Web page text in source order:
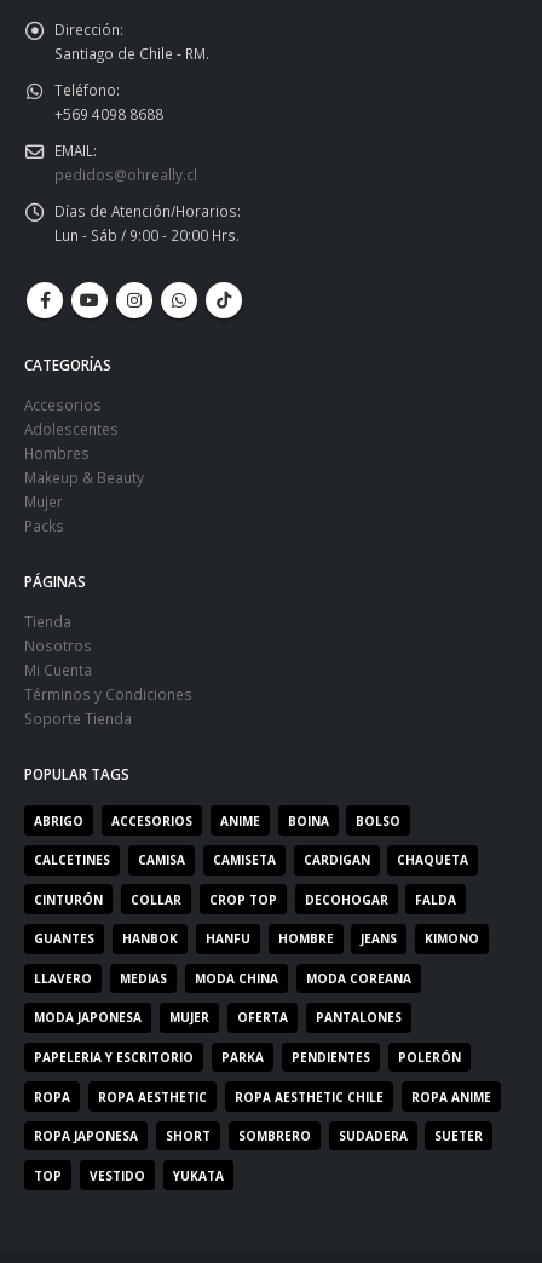
Dirección:
Santiago de Chile - RM.
Teléfono:
+569 4098 8688
EMAIL:
pedidos@ohreally.cl
Días de Atención/Horarios:
Lun - Sáb / 9:00 - 20:00 Hrs.
CATEGORÍAS
Accesorios
Adolescentes
Hombres
Makeup & Beauty
Mujer
Packs
PÁGINAS
Tienda
Nosotros
Mi Cuenta
Términos y Condiciones
Soporte Tienda
POPULAR TAGS
ABRIGO ACCESORIOS ANIME BOINA BOLSO
CALCETINES CAMISA CAMISETA CARDIGAN CHAQUETA
CINTURÓN COLLAR CROP TOP DECOHOGAR FALDA
GUANTES HANBOK HANFU HOMBRE JEANS KIMONO
LLAVERO MEDIAS MODA CHINA MODA COREANA
MODA JAPONESA MUJER OFERTA PANTALONES
PAPELERIA Y ESCRITORIO PARKA PENDIENTES POLERÓN
ROPA ROPA AESTHETIC ROPA AESTHETIC CHILE ROPA ANIME
ROPA JAPONESA SHORT SOMBRERO SUDADERA SUETER
TOP VESTIDO YUKATA